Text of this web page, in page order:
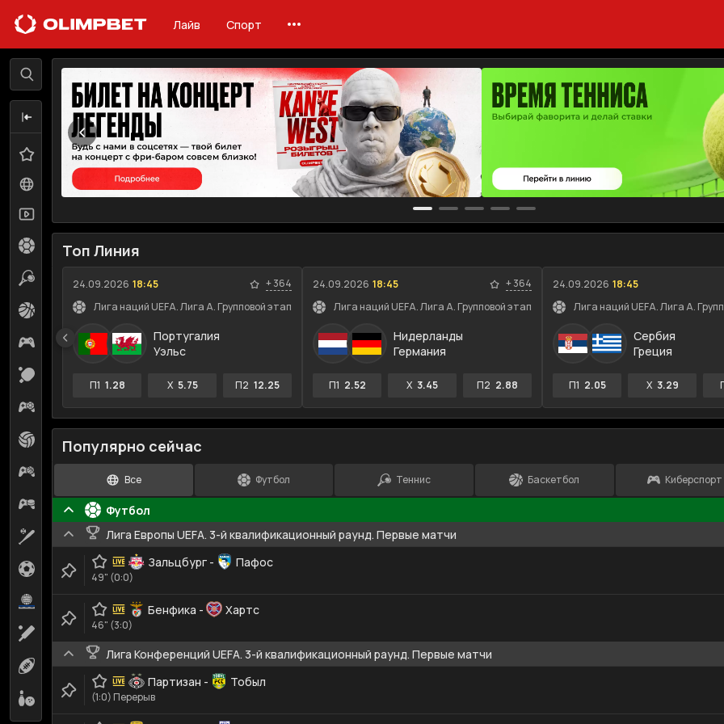
Лайв Спорт
Лайв
Избранное 0
Все события
Футбол
Теннис
Баскетбол 2
Киберспорт
Киберфутбол 17
Волейбол
Кибербаскетбол
Киберхоккей
Бейсбол 3
Гандбол 2
Водное поло
Регби-лига 1
Боулинг
Топ Линия
24.09.2026 18:45 +364
Лига наций UEFA. Лига A. Групповой этап
Португалия
Уэльс
П1 1.28 X 5.75 П2 12.25
24.09.2026 18:45 +364
Лига наций UEFA. Лига A. Групповой этап
Нидерланды
Германия
П1 2.52 X 3.45 П2 2.88
24.09.2026 18:45
Лига наций UEFA. Лига A.
Сербия
Греция
П1 2.05 X 3.29
Популярно сейчас
Все Футбол Теннис Баскетбол Киберспорт
Футбол
Лига Европы UEFA. 3-й квалификационный раунд. Первые матчи
Зальцбург - Пафос
49" (0:0)
Бенфика - Хартс
46" (3:0)
Лига Конференций UEFA. 3-й квалификационный раунд. Первые матчи
Партизан - Тобыл
(1:0) Перерыв